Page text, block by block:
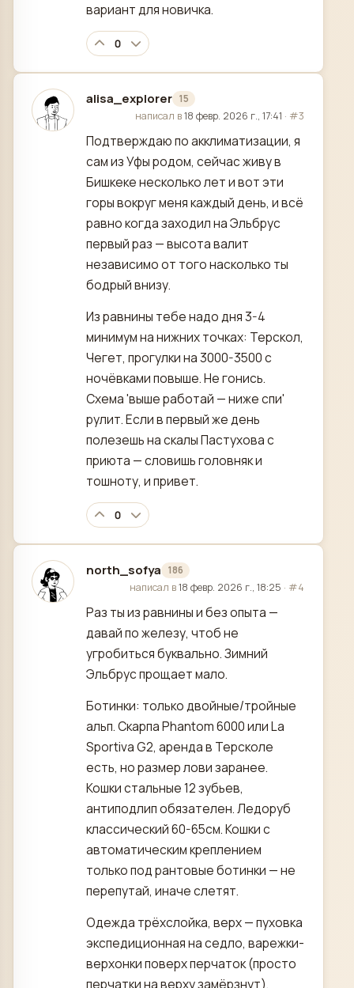
вариант для новичка.
0
alisa_explorer 15
отредактировано
написал в18 февр. 2026 г., 17:41 · #3
Подтверждаю по акклиматизации, я
сам из Уфы родом, сейчас живу в
Бишкеке несколько лет и вот эти
горы вокруг меня каждый день, и всё
равно когда заходил на Эльбрус
первый раз — высота валит
независимо от того насколько ты
бодрый внизу.
Из равнины тебе надо дня 3-4
минимум на нижних точках: Терскол,
Чегет, прогулки на 3000-3500 с
ночёвками повыше. Не гонись.
Схема 'выше работай — ниже спи'
рулит. Если в первый же день
полезешь на скалы Пастухова с
приюта — словишь головняк и
тошноту, и привет.
0
north_sofya 186
отредактировано
написал в18 февр. 2026 г., 18:25 · #4
Раз ты из равнины и без опыта —
давай по железу, чтоб не
угробиться буквально. Зимний
Эльбрус прощает мало.
Ботинки: только двойные/тройные
альп. Скарпа Phantom 6000 или La
Sportiva G2, аренда в Терсколе
есть, но размер лови заранее.
Кошки стальные 12 зубьев,
антиподлип обязателен. Ледоруб
классический 60-65см. Кошки с
автоматическим креплением
только под рантовые ботинки — не
перепутай, иначе слетят.
Одежда трёхслойка, верх — пуховка
экспедиционная на седло, варежки-
верхонки поверх перчаток (просто
перчатки на верху замёрзнут),